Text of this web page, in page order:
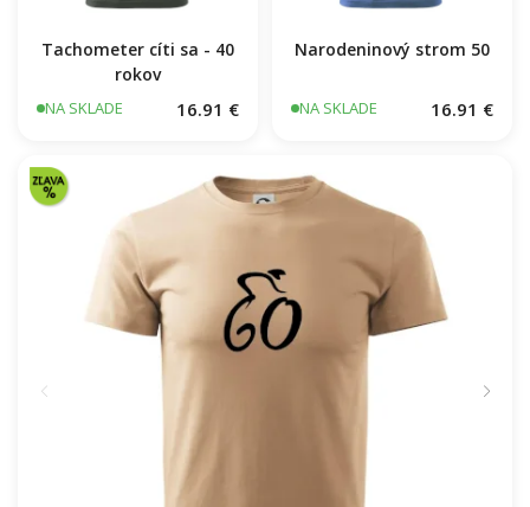
Tachometer cíti sa - 40
rokov
NA SKLADE 16.91 €
Narodeninový strom 50
NA SKLADE 16.91 €